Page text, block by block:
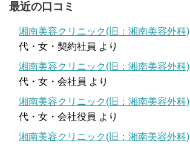
最近の口コミ
湘南美容クリニック(旧：湘南美容外科)
代・女・契約社員 より
湘南美容クリニック(旧：湘南美容外科)
代・女・会社員 より
湘南美容クリニック(旧：湘南美容外科)
代・女・会社役員 より
湘南美容クリニック(旧：湘南美容外科)